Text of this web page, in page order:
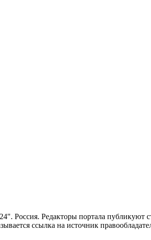
Россия. Редакторы портала
ссылка на источник